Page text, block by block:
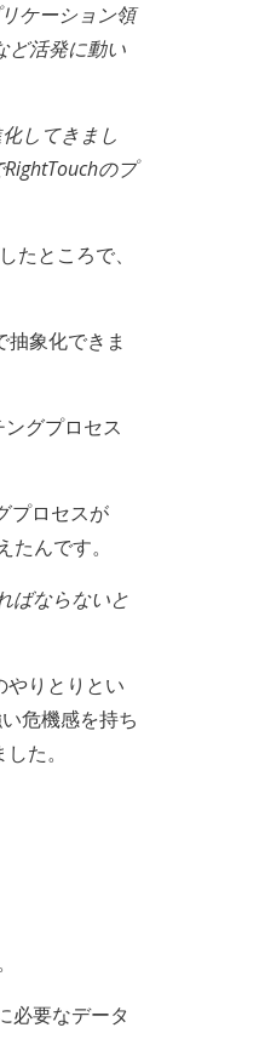
ケーション領
ど活発に動い
してきまし
のプ
ところで、
象化できま
グプロセス
プロセスが
んです。
ばならないと
やりとりとい
危機感を持ち
た。
必要なデータ